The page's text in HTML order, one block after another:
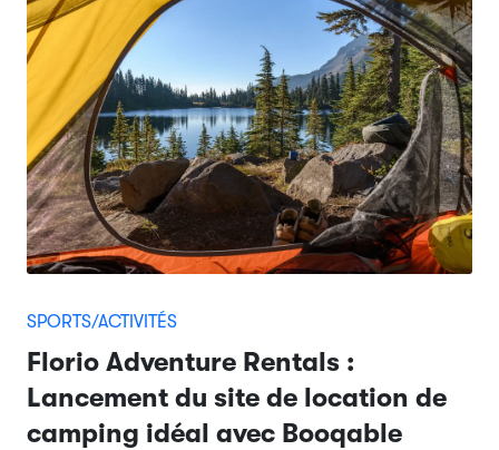
SPORTS/ACTIVITÉS
Florio Adventure Rentals :
Lancement du site de location de
camping idéal avec Booqable